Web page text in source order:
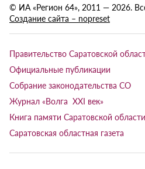
© ИА «Регион 64», 2011 — 2026.
Создание сайта – nopreset
Правительство Саратовской
Официальные публикации
Собрание законодательства СО
Журнал «Волга XXI век»
Книга памяти Саратовской области
Саратовская областная газета